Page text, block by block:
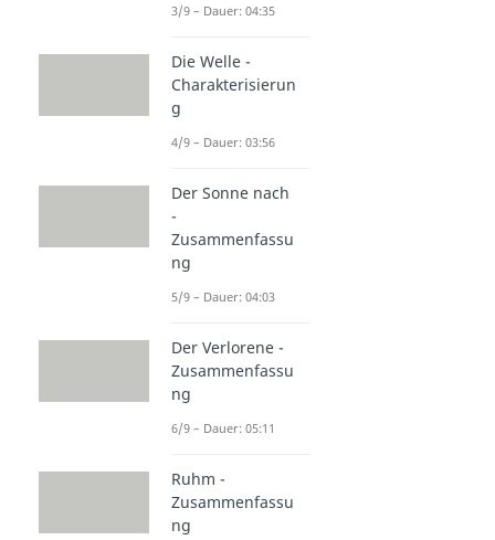
3/9 – Dauer: 04:35
Die Welle -
Charakterisierun
g
4/9 – Dauer: 03:56
Der Sonne nach
-
Zusammenfassu
ng
5/9 – Dauer: 04:03
Der Verlorene -
Zusammenfassu
ng
6/9 – Dauer: 05:11
Ruhm -
Zusammenfassu
ng